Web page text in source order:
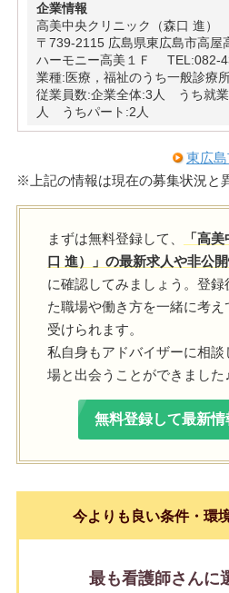
企業情報
高美中央クリニック（森口 進）
〒739-2115 広島県東広島市高
ハーモニー高美１Ｆ TEL:082-
業種:医療，福祉のうち一般診療
従業員数:企業全体:3人 うち就
人 うちパート:2人
東広
※上記の情報は現在の募集状況と
まずは無料登録して、
「高
口 進）」の最新求人や非公
に確認してみましょう。登録
た職場や働き方を一緒に考
受けられます。
私自身もアドバイザーに相
場と出会うことができました
無料登録して最新
今よりも良い条件・環
最も看護師さんに